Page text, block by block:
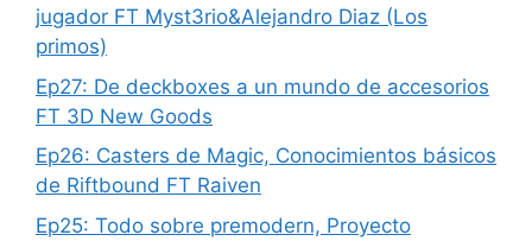
jugador FT Myst3rio&Alejandro Diaz (Los
primos)
Ep27: De deckboxes a un mundo de accesorios
FT 3D New Goods
Ep26: Casters de Magic, Conocimientos básicos
de Riftbound FT Raiven
Ep25: Todo sobre premodern, Proyecto